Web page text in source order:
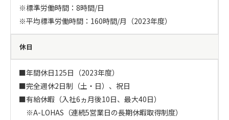
※標準労働時間：8時間/日
※平均標準労働時間：160時間/月（2023年度）
休日
■年間休日125日（2023年度）
■完全週休2日制（土・日）、祝日
■有給休暇（入社6ヵ月後10日、最大40日）
※A-LOHAS（連続5営業日の長期休暇取得制度）